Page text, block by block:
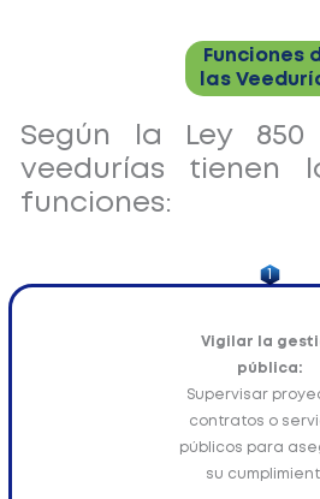
Funciones
las
Según la Ley
veedurías tienen
funciones:
1
Vigilar la
pública:
Supervisar
contratos o
públicos para
su